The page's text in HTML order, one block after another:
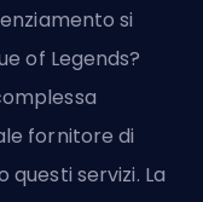
si
of Legends?
fornitore di
servizi. La